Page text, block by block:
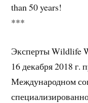
than 50 years!
***
Эксперты Wildlife
16 декабря 2018 г.
Международном